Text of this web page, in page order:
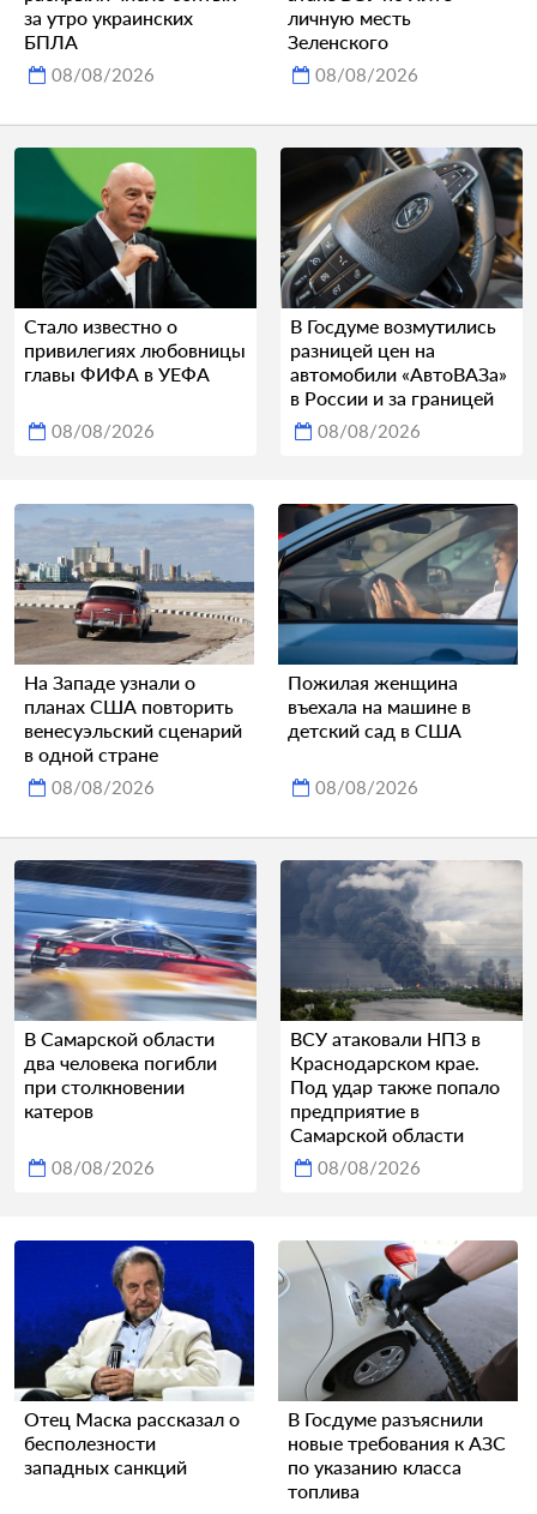
за утро украинских
БПЛА
08/08/2026
личную месть
Зеленского
08/08/2026
Стало известно о
привилегиях любовницы
главы ФИФА в УЕФА
08/08/2026
В Госдуме возмутились
разницей цен на
автомобили «АвтоВАЗа»
в России и за границей
08/08/2026
На Западе узнали о
планах США повторить
венесуэльский сценарий
в одной стране
08/08/2026
Пожилая женщина
въехала на машине в
детский сад в США
08/08/2026
В Самарской области
два человека погибли
при столкновении
катеров
08/08/2026
ВСУ атаковали НПЗ в
Краснодарском крае.
Под удар также попало
предприятие в
Самарской области
08/08/2026
Отец Маска рассказал о
бесполезности
западных санкций
В Госдуме разъяснили
новые требования к АЗС
по указанию класса
топлива